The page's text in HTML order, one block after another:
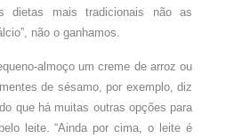
mais tradicionais não as
não o ganhamos.
almoço um creme de arroz ou
de sésamo, por exemplo, diz
que há muitas outras opções para
leite. “Ainda por cima, o leite é